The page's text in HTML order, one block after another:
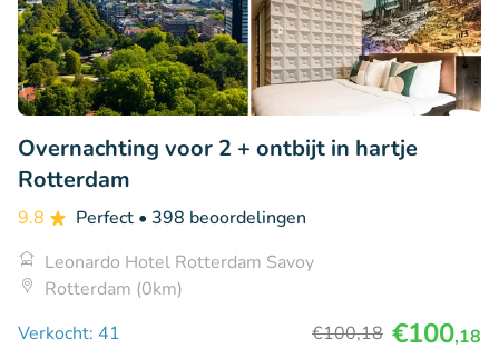
Overnachting voor 2 + ontbijt in hartje
Rotterdam
9.8 Perfect • 398 beoordelingen
Leonardo Hotel Rotterdam Savoy
Rotterdam (0km)
Verkocht: 41
€100,18 €100,18